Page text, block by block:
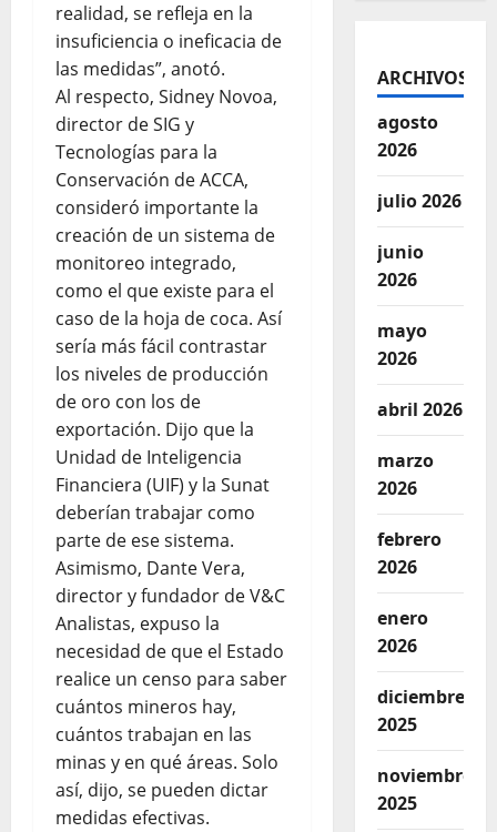
realidad, se refleja en la
insuficiencia o ineficacia de
las medidas”, anotó.
Al respecto, Sidney Novoa,
director de SIG y
Tecnologías para la
Conservación de ACCA,
consideró importante la
creación de un sistema de
monitoreo integrado,
como el que existe para el
caso de la hoja de coca. Así
sería más fácil contrastar
los niveles de producción
de oro con los de
exportación. Dijo que la
Unidad de Inteligencia
Financiera (UIF) y la Sunat
deberían trabajar como
parte de ese sistema.
Asimismo, Dante Vera,
director y fundador de V&C
Analistas, expuso la
necesidad de que el Estado
realice un censo para saber
cuántos mineros hay,
cuántos trabajan en las
minas y en qué áreas. Solo
así, dijo, se pueden dictar
medidas efectivas.
ARCHIVOS
agosto
2026
julio 2026
junio
2026
mayo
2026
abril 2026
marzo
2026
febrero
2026
enero
2026
diciembre
2025
noviembre
2025